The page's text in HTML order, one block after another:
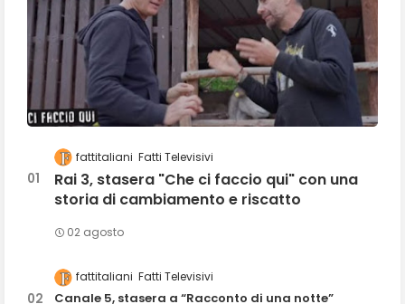
fattitaliani Fatti Televisivi
Rai 3, stasera "Che ci faccio qui" con una
storia di cambiamento e riscatto
02 agosto
fattitaliani Fatti Televisivi
Canale 5, stasera a “Racconto di una notte”